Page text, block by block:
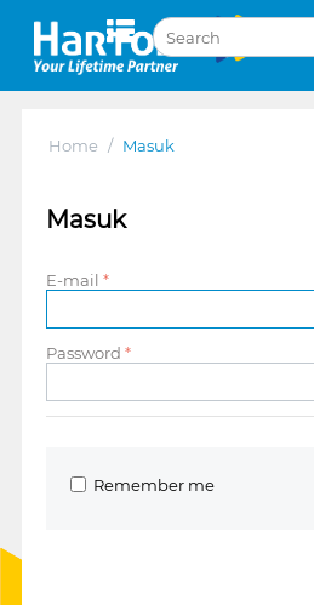
Home / Masuk
Masuk
E-mail
Password
Remember me